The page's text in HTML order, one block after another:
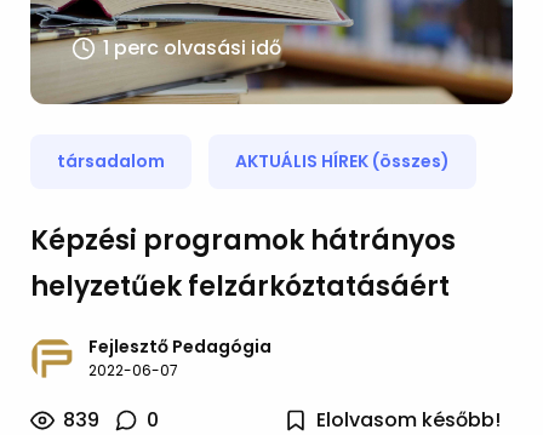
1 perc olvasási idő
társadalom AKTUÁLIS HÍREK (összes)
Képzési programok hátrányos
helyzetűek felzárkóztatásáért
Fejlesztő Pedagógia
2022-06-07
839 0 Elolvasom később!